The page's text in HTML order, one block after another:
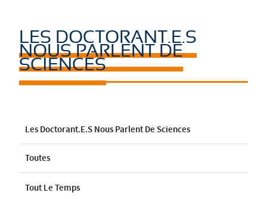
LES DOCTORANT.E.S
NOUS PARLENT DE
SCIENCES
Les Doctorant.e.s Nous Parlent De Sciences
Toutes
Tout Le Temps